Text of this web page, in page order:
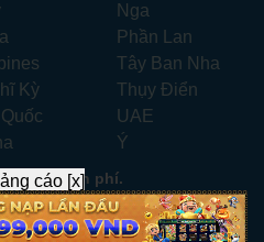
Nga
Phần Lan
Tây Ban Nha
Kỳ
Thụy Điển
UAE
Ý
phim miễn phí.
- Telegram:
cáo [x]